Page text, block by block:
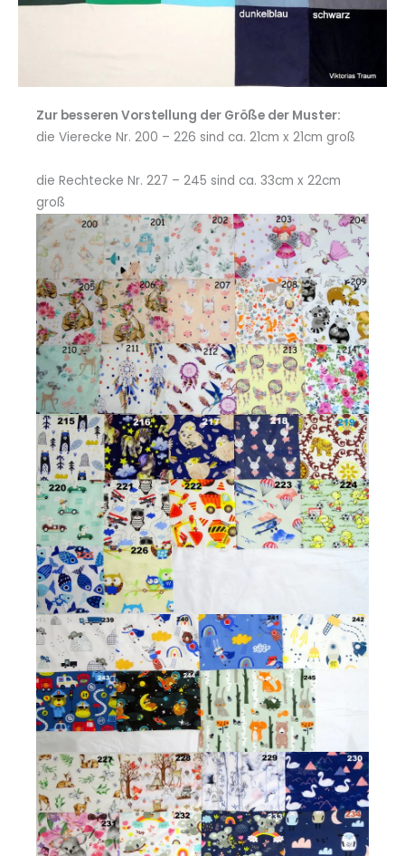
Zur besseren Vorstellung der Größe der Muster:
die Vierecke Nr. 200 – 226 sind ca. 21cm x 21cm groß
die Rechtecke Nr. 227 – 245 sind ca. 33cm x 22cm
groß